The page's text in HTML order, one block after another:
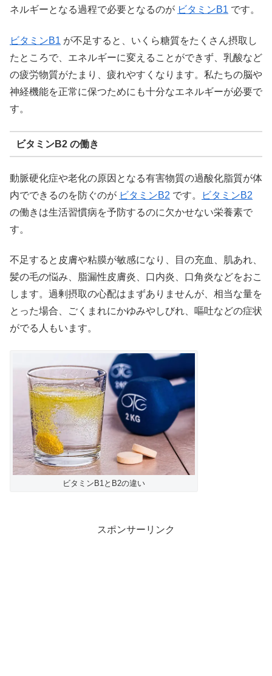
ネルギーとなる過程で必要となるのが ビタミンB1 です。
ビタミンB1 が不足すると、いくら糖質をたくさん摂取し
たところで、エネルギーに変えることができず、乳酸など
の疲労物質がたまり、疲れやすくなります。私たちの脳や
神経機能を正常に保つためにも十分なエネルギーが必要で
す。
ビタミンB2 の働き
動脈硬化症や老化の原因となる有害物質の過酸化脂質が体
内でできるのを防ぐのが ビタミンB2 です。
ビタミンB2
の働きは生活習慣病を予防するのに欠かせない栄養素で
す。
不足すると皮膚や粘膜が敏感になり、目の充血、肌あれ、
髪の毛の悩み、脂漏性皮膚炎、口内炎、口角炎などをおこ
します。過剰摂取の心配はまずありませんが、相当な量を
とった場合、ごくまれにかゆみやしびれ、嘔吐などの症状
がでる人もいます。
ビタミンB1とB2の違い
スポンサーリンク